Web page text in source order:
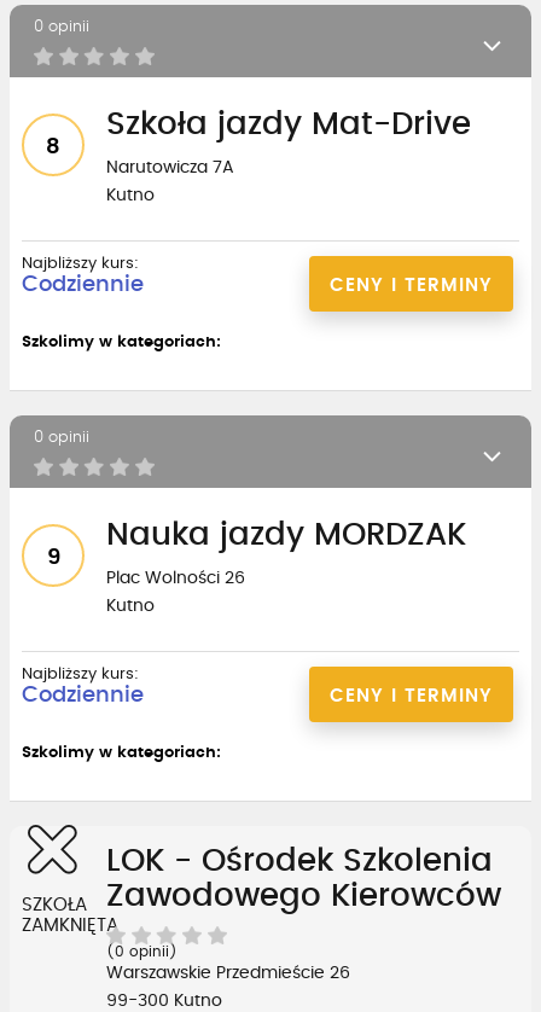
0 opinii
8
Szkoła jazdy Mat-Drive
Narutowicza 7A
Kutno
CENY I TERMINY
Najbliższy kurs:
Codziennie
Szkolimy w kategoriach:
0 opinii
9
Nauka jazdy MORDZAK
Plac Wolności 26
Kutno
CENY I TERMINY
Najbliższy kurs:
Codziennie
Szkolimy w kategoriach:
SZKOŁA
ZAMKNIĘTA
LOK - Ośrodek Szkolenia
Zawodowego Kierowców
(0 opinii)
Warszawskie Przedmieście 26
99-300 Kutno